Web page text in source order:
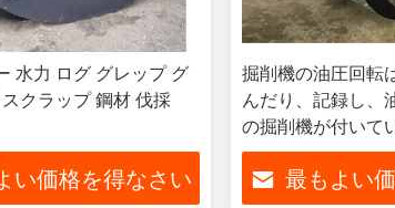
水力 ログ グレップ グ
クラップ 鋼材 伐採
い価格を得なさい
掘削機の油圧回転
んだり、記録し、
の掘削機が付いて
組みなさい
最もよい